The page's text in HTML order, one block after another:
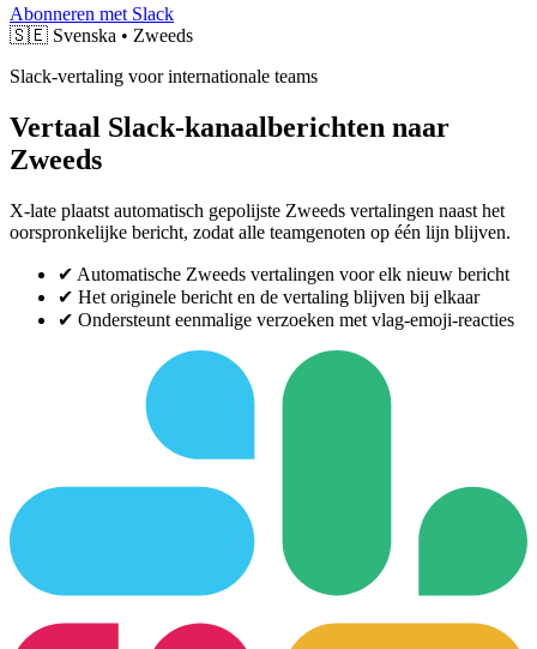
Abonneren met Slack
🇸🇪 Svenska • Zweeds
Slack-vertaling voor internationale teams
Vertaal Slack-kanaalberichten naar
Zweeds
X-late plaatst automatisch gepolijste Zweeds vertalingen naast het
oorspronkelijke bericht, zodat alle teamgenoten op één lijn blijven.
✔ Automatische Zweeds vertalingen voor elk nieuw bericht
✔ Het originele bericht en de vertaling blijven bij elkaar
✔ Ondersteunt eenmalige verzoeken met vlag-emoji-reacties